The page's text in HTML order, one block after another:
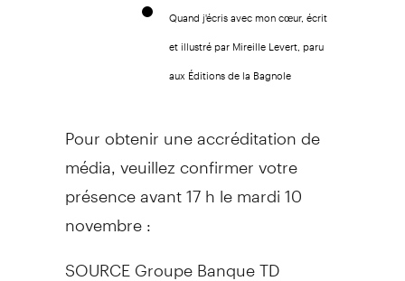
Quand j'écris avec mon cœur, écrit
et illustré par Mireille Levert, paru
aux Éditions de la Bagnole
Pour obtenir une accréditation de
média, veuillez confirmer votre
présence avant 17 h le mardi 10
novembre :
SOURCE Groupe Banque TD